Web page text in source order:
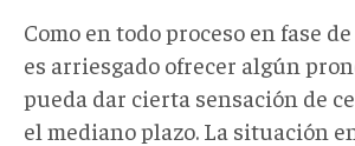
Como en todo proceso en fase
es arriesgado ofrecer algún
pueda dar cierta sensación de
el mediano plazo. La situación